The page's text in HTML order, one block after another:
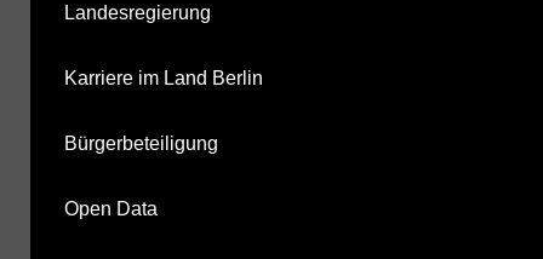
Landesregierung
Karriere im Land Berlin
Bürgerbeteiligung
Open Data